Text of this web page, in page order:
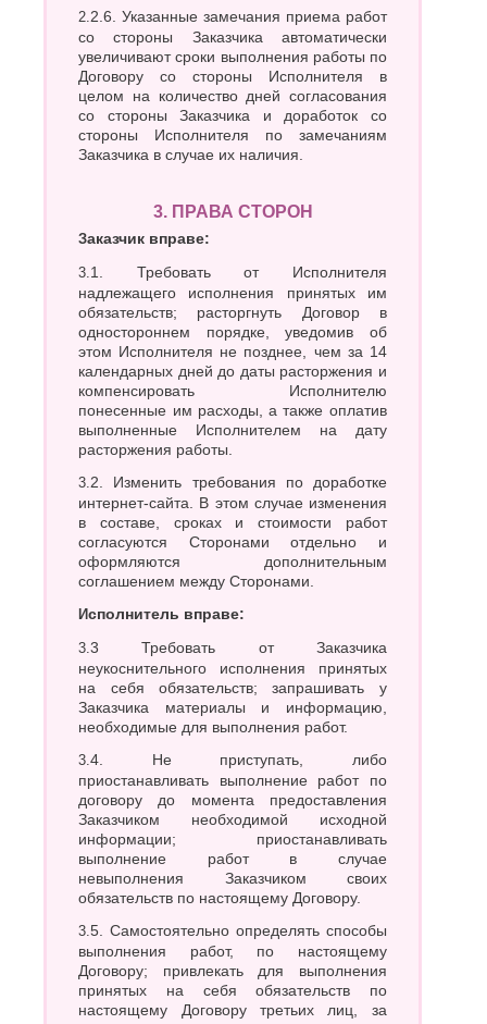
Липецк
Люберцы
Магнитогорск
Москва
Муром
Мытищи
Челны
Невинномысск
Нефтекамск
Хасавюрт
Химки
Чебоксары
Челябинск
Шахты
Электросталь
Энгельс
Ярославль
2.2.6. Указанные замечания приема работ
со стороны Заказчика автоматически
увеличивают сроки выполнения работы по
Договору со стороны Исполнителя в
целом на количество дней согласования
со стороны Заказчика и доработок со
стороны Исполнителя по замечаниям
Заказчика в случае их наличия.
3. ПРАВА СТОРОН
Заказчик вправе:
3.1. Требовать от Исполнителя
надлежащего исполнения принятых им
обязательств; расторгнуть Договор в
одностороннем порядке, уведомив об
этом Исполнителя не позднее, чем за 14
календарных дней до даты расторжения и
компенсировать Исполнителю
понесенные им расходы, а также оплатив
выполненные Исполнителем на дату
расторжения работы.
3.2. Изменить требования по доработке
интернет-сайта. В этом случае изменения
в составе, сроках и стоимости работ
согласуются Сторонами отдельно и
оформляются дополнительным
соглашением между Сторонами.
Исполнитель вправе:
3.3 Требовать от Заказчика
неукоснительного исполнения принятых
на себя обязательств; запрашивать у
Заказчика материалы и информацию,
необходимые для выполнения работ.
3.4. Не приступать, либо
приостанавливать выполнение работ по
договору до момента предоставления
Заказчиком необходимой исходной
информации; приостанавливать
выполнение работ в случае
невыполнения Заказчиком своих
обязательств по настоящему Договору.
3.5. Самостоятельно определять способы
выполнения работ, по настоящему
Договору; привлекать для выполнения
принятых на себя обязательств по
настоящему Договору третьих лиц, за